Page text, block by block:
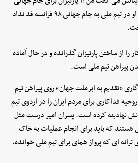
می خواهم... عمر سرمربیگری او در تیم ملی به جام جهانی ۹۸ فرانسه قد نداد
را از ساختن پارتیزان گذرانده و در حال آماده
«تقدیم به ابرملت جهان» روی پیراهن تیم
فداکاری برای مردم ایران را در اردوی تیم
نهادینه کرده است. پسران امیر درست مثل
هستند که باید برای انجام عملیات به خاک
ترانه ای که پرواز همای برای تیم ملی خوانده،